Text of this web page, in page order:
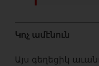
Կոչ ամէնուն
Այս գեղեցիկ